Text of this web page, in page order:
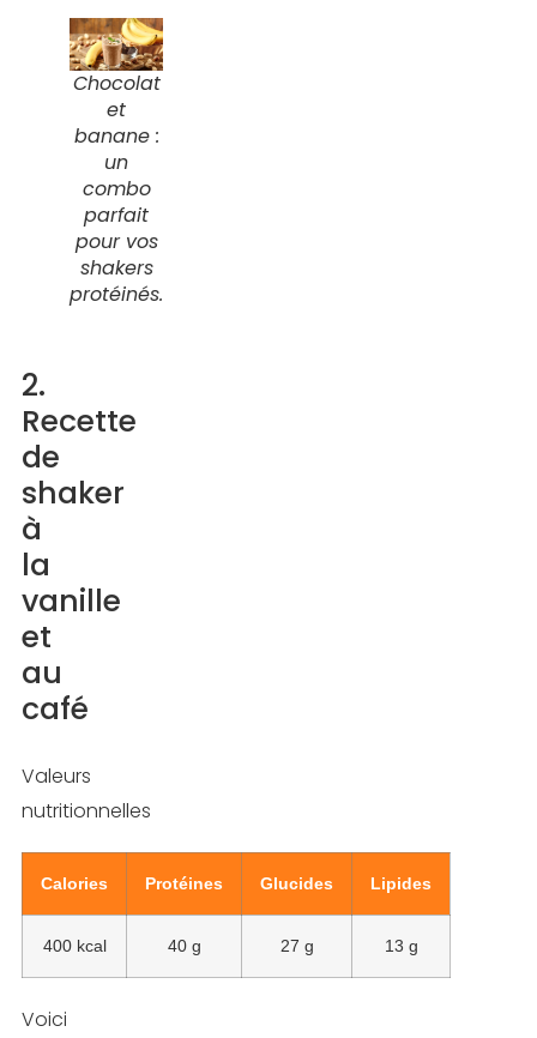
Chocolat
et
banane :
un
combo
parfait
pour vos
shakers
protéinés.
2.
Recette
de
shaker
à
la
vanille
et
au
café
Valeurs
nutritionnelles
Calories Protéines Glucides Lipides
400 kcal 40 g 27 g 13 g
Voici